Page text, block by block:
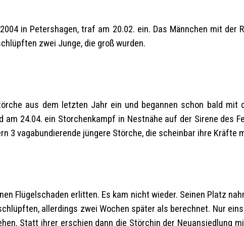
in Petershagen, traf am 20.02. ein. Das Männchen mit der
zwei Junge, die groß wurden.
aus dem letzten Jahr ein und begannen schon bald mit
am 24.04. ein Storchenkampf in Nestnähe auf der Sirene des
3 vagabundierende jüngere Störche, die scheinbar ihre Kräfte
Flügelschaden erlitten. Es kam nicht wieder. Seinen Platz
allerdings zwei Wochen später als berechnet. Nur
Statt ihrer erschien dann die Störchin der Neuansiedlung